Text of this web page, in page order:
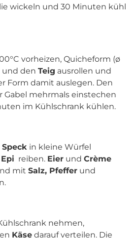
wickeln und 30 Minuten kühl
vorheizen, Quicheform (ø
und den Teig ausrollen und
Form damit auslegen. Den
Gabel mehrmals einstechen
im Kühlschrank kühlen.
Speck in kleine Würfel
reiben. Eier und Crème
mit Salz, Pfeffer und
nehmen,
Käse darauf verteilen. Die